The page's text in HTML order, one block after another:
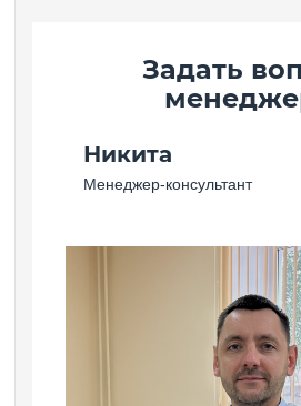
Задать
Никита
Менеджер-консультант